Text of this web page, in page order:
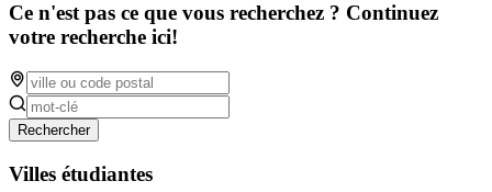
Ce n'est pas ce que vous recherchez ? Continuez
votre recherche ici!
Rechercher
Villes étudiantes